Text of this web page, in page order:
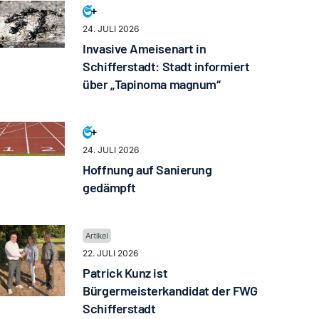
24. JULI 2026
Invasive Ameisenart in
Schifferstadt: Stadt informiert
über „Tapinoma magnum“
24. JULI 2026
Hoffnung auf Sanierung
gedämpft
22. JULI 2026
Patrick Kunz ist
Bürgermeisterkandidat der FWG
Schifferstadt